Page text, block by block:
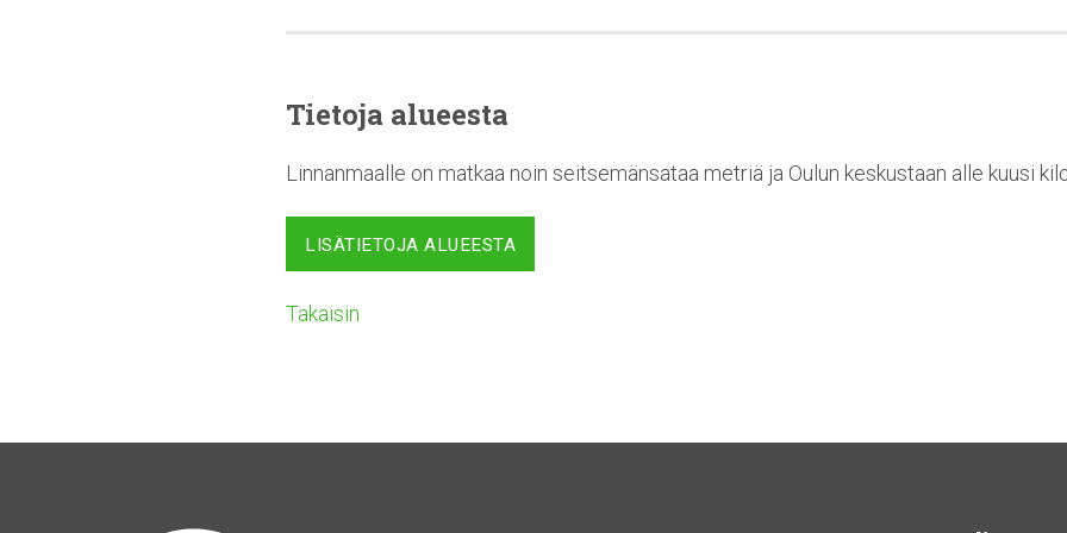
Tietoja alueesta
Linnanmaalle on matkaa noin seitsemänsataa metriä ja Oulun keskustaan alle kuusi
LISÄTIETOJA ALUEESTA
Takaisin